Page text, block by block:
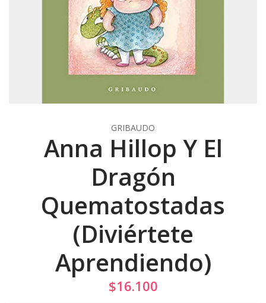
GRIBAUDO
Anna Hillop Y El
Dragón
Quematostadas
(Diviértete
Aprendiendo)
$16.100